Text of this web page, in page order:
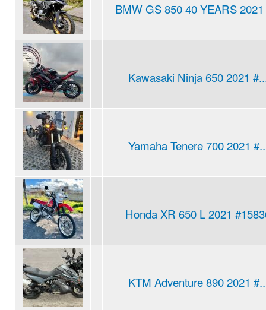
BMW GS 850 40 YEARS
Kawasaki Ninja 650 2021
Yamaha Tenere 700 2021
Honda XR 650 L 2021
KTM Adventure 890 2021